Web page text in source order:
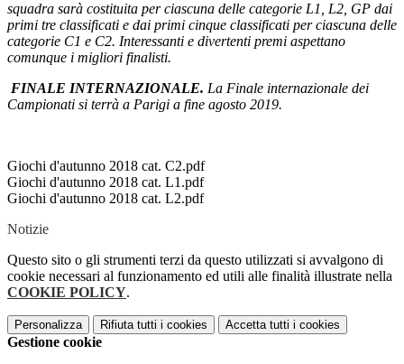
squadra sarà costituita per ciascuna delle categorie L1, L2, GP dai
primi tre classificati e dai primi cinque classificati per ciascuna delle
categorie C1 e C2. Interessanti e divertenti premi aspettano
comunque i migliori finalisti.
FINALE INTERNAZIONALE. La Finale internazionale dei
Campionati si terrà a Parigi a fine agosto 2019.
Giochi d'autunno 2018 cat. C2.pdf
Giochi d'autunno 2018 cat. L1.pdf
Giochi d'autunno 2018 cat. L2.pdf
Notizie
Questo sito o gli strumenti terzi da questo utilizzati si avvalgono di
cookie necessari al funzionamento ed utili alle finalità illustrate nella
COOKIE POLICY.
Personalizza Rifiuta tutti i cookies Accetta tutti i cookies
Gestione cookie